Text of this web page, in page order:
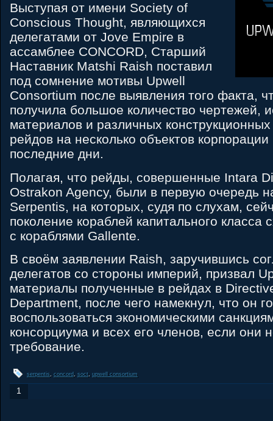
Выступая от имени Society of
Conscious Thought, являющихся
делегатами от Jove Empire в
ассамблее CONCORD, Старший
Наставник Matshi Raish поставил
под сомнение мотивы Upwell
Consortium после выявления того факта,
получила большое количество чертежей,
материалов и различных
рейдов на несколько объектов
последние дни.
Полагая, что рейды, совершенные Intara
Ostrakon Agency, были в первую очередь
Serpentis, на которых, судя по слухам,
поколение кораблей капитального класса
с кораблями Gallente.
В своём заявлении Raish, заручившись
делегатов со стороны империй, призвал
материалы полученные в рейдах в
Department, после чего намекнул, что он
воспользоваться экономическими
консорциума и всех его членов, если они
требование.
serpentis concord soct upwell consortium
1